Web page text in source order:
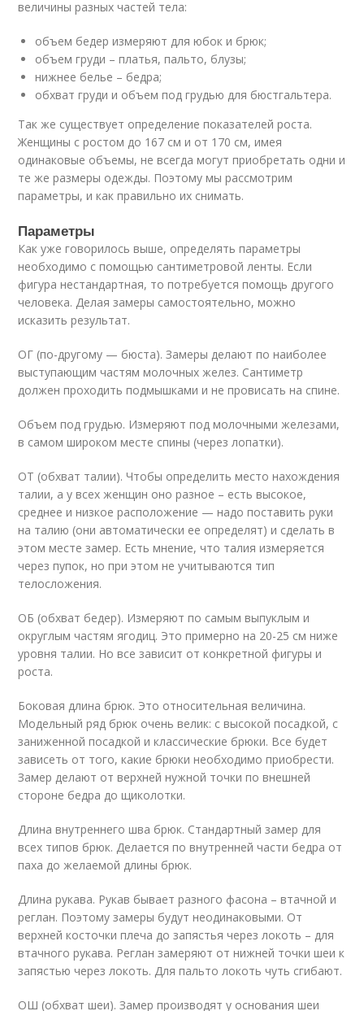
величины разных частей тела:
объем бедер измеряют для юбок и брюк;
объем груди – платья, пальто, блузы;
нижнее белье – бедра;
обхват груди и объем под грудью для бюстгальтера.
Так же существует определение показателей роста.
Женщины с ростом до 167 см и от 170 см, имея
одинаковые объемы, не всегда могут приобретать одни и
те же размеры одежды. Поэтому мы рассмотрим
параметры, и как правильно их снимать.
Параметры
Как уже говорилось выше, определять параметры
необходимо с помощью сантиметровой ленты. Если
фигура нестандартная, то потребуется помощь другого
человека. Делая замеры самостоятельно, можно
исказить результат.
ОГ (по-другому — бюста). Замеры делают по наиболее
выступающим частям молочных желез. Сантиметр
должен проходить подмышками и не провисать на спине.
Объем под грудью. Измеряют под молочными железами,
в самом широком месте спины (через лопатки).
ОТ (обхват талии). Чтобы определить место нахождения
талии, а у всех женщин оно разное – есть высокое,
среднее и низкое расположение — надо поставить руки
на талию (они автоматически ее определят) и сделать в
этом месте замер. Есть мнение, что талия измеряется
через пупок, но при этом не учитываются тип
телосложения.
ОБ (обхват бедер). Измеряют по самым выпуклым и
округлым частям ягодиц. Это примерно на 20-25 см ниже
уровня талии. Но все зависит от конкретной фигуры и
роста.
Боковая длина брюк. Это относительная величина.
Модельный ряд брюк очень велик: с высокой посадкой, с
заниженной посадкой и классические брюки. Все будет
зависеть от того, какие брюки необходимо приобрести.
Замер делают от верхней нужной точки по внешней
стороне бедра до щиколотки.
Длина внутреннего шва брюк. Стандартный замер для
всех типов брюк. Делается по внутренней части бедра от
паха до желаемой длины брюк.
Длина рукава. Рукав бывает разного фасона – втачной и
реглан. Поэтому замеры будут неодинаковыми. От
верхней косточки плеча до запястья через локоть – для
втачного рукава. Реглан замеряют от нижней точки шеи к
запястью через локоть. Для пальто локоть чуть сгибают.
ОШ (обхват шеи). Замер производят у основания шеи